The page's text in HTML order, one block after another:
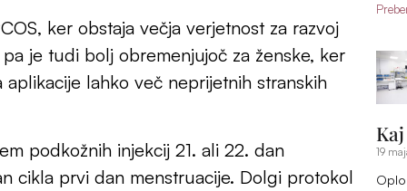
ker obstaja večja verjetnost za razvoj
je tudi bolj obremenjujoč za ženske, ker
lahko več neprijetnih stranskih
podkožnih injekcij 21. ali 22. dan
cikla prvi dan menstruacije. Dolgi protokol
19